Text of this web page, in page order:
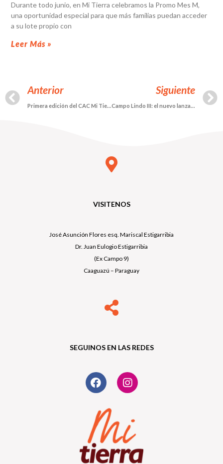
Durante todo junio, en Mi Tierra celebramos la Promo Mes M,
una oportunidad especial para que más familias puedan acceder
a su lote propio con
Leer Más »
Anterior
Primera edición del CAC Mi Tierra: un encuentro que fortaleció al equipo hacia el futuro
Siguiente
Campo Lindo III: el nuevo lanzamiento de Mi Tierra en Coronel Oviedo
VISITENOS
José Asunción Flores esq. Mariscal Estigarribia
Dr. Juan Eulogio Estigarribia
(Ex Campo 9)
Caaguazú – Paraguay
SEGUINOS EN LAS REDES